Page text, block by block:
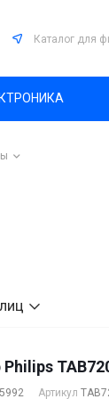
Каталог для
Артикул